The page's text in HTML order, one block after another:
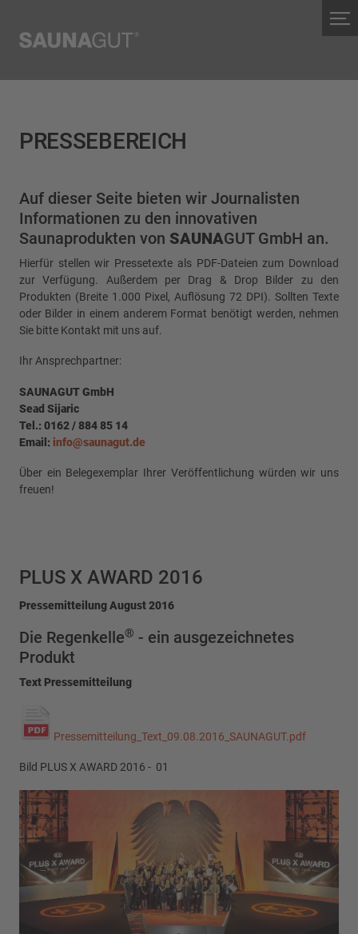
PRESSEBEREICH
Auf dieser Seite bieten wir Journalisten
Informationen zu den innovativen
Saunaprodukten von SAUNAGUT GmbH an.
Hierfür stellen wir Pressetexte als PDF-Dateien zum Download
zur Verfügung. Außerdem per Drag & Drop Bilder zu den
Produkten (Breite 1.000 Pixel, Auflösung 72 DPI). Sollten Texte
oder Bilder in einem anderem Format benötigt werden, nehmen
Sie bitte Kontakt mit uns auf.
Ihr Ansprechpartner:
SAUNAGUT GmbH
Sead Sijaric
Tel.: 0162 / 884 85 14
Email: info@saunagut.de
Über ein Belegexemplar Ihrer Veröffentlichung würden wir uns
freuen!
PLUS X AWARD 2016
Pressemitteilung August 2016
Die Regenkelle® - ein ausgezeichnetes
Produkt
Text Pressemitteilung
Pressemitteilung_Text_09.08.2016_SAUNAGUT.pdf
Bild PLUS X AWARD 2016 - 01